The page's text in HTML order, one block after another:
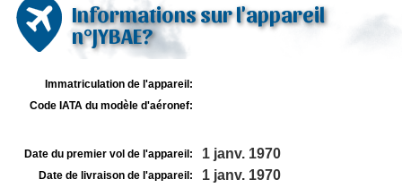
Informations sur l'appareil
n°JYBAE?
Immatriculation de l'appareil:
Code IATA du modèle d'aéronef:
Date du premier vol de l'appareil: 1 janv. 1970
Date de livraison de l'appareil: 1 janv. 1970